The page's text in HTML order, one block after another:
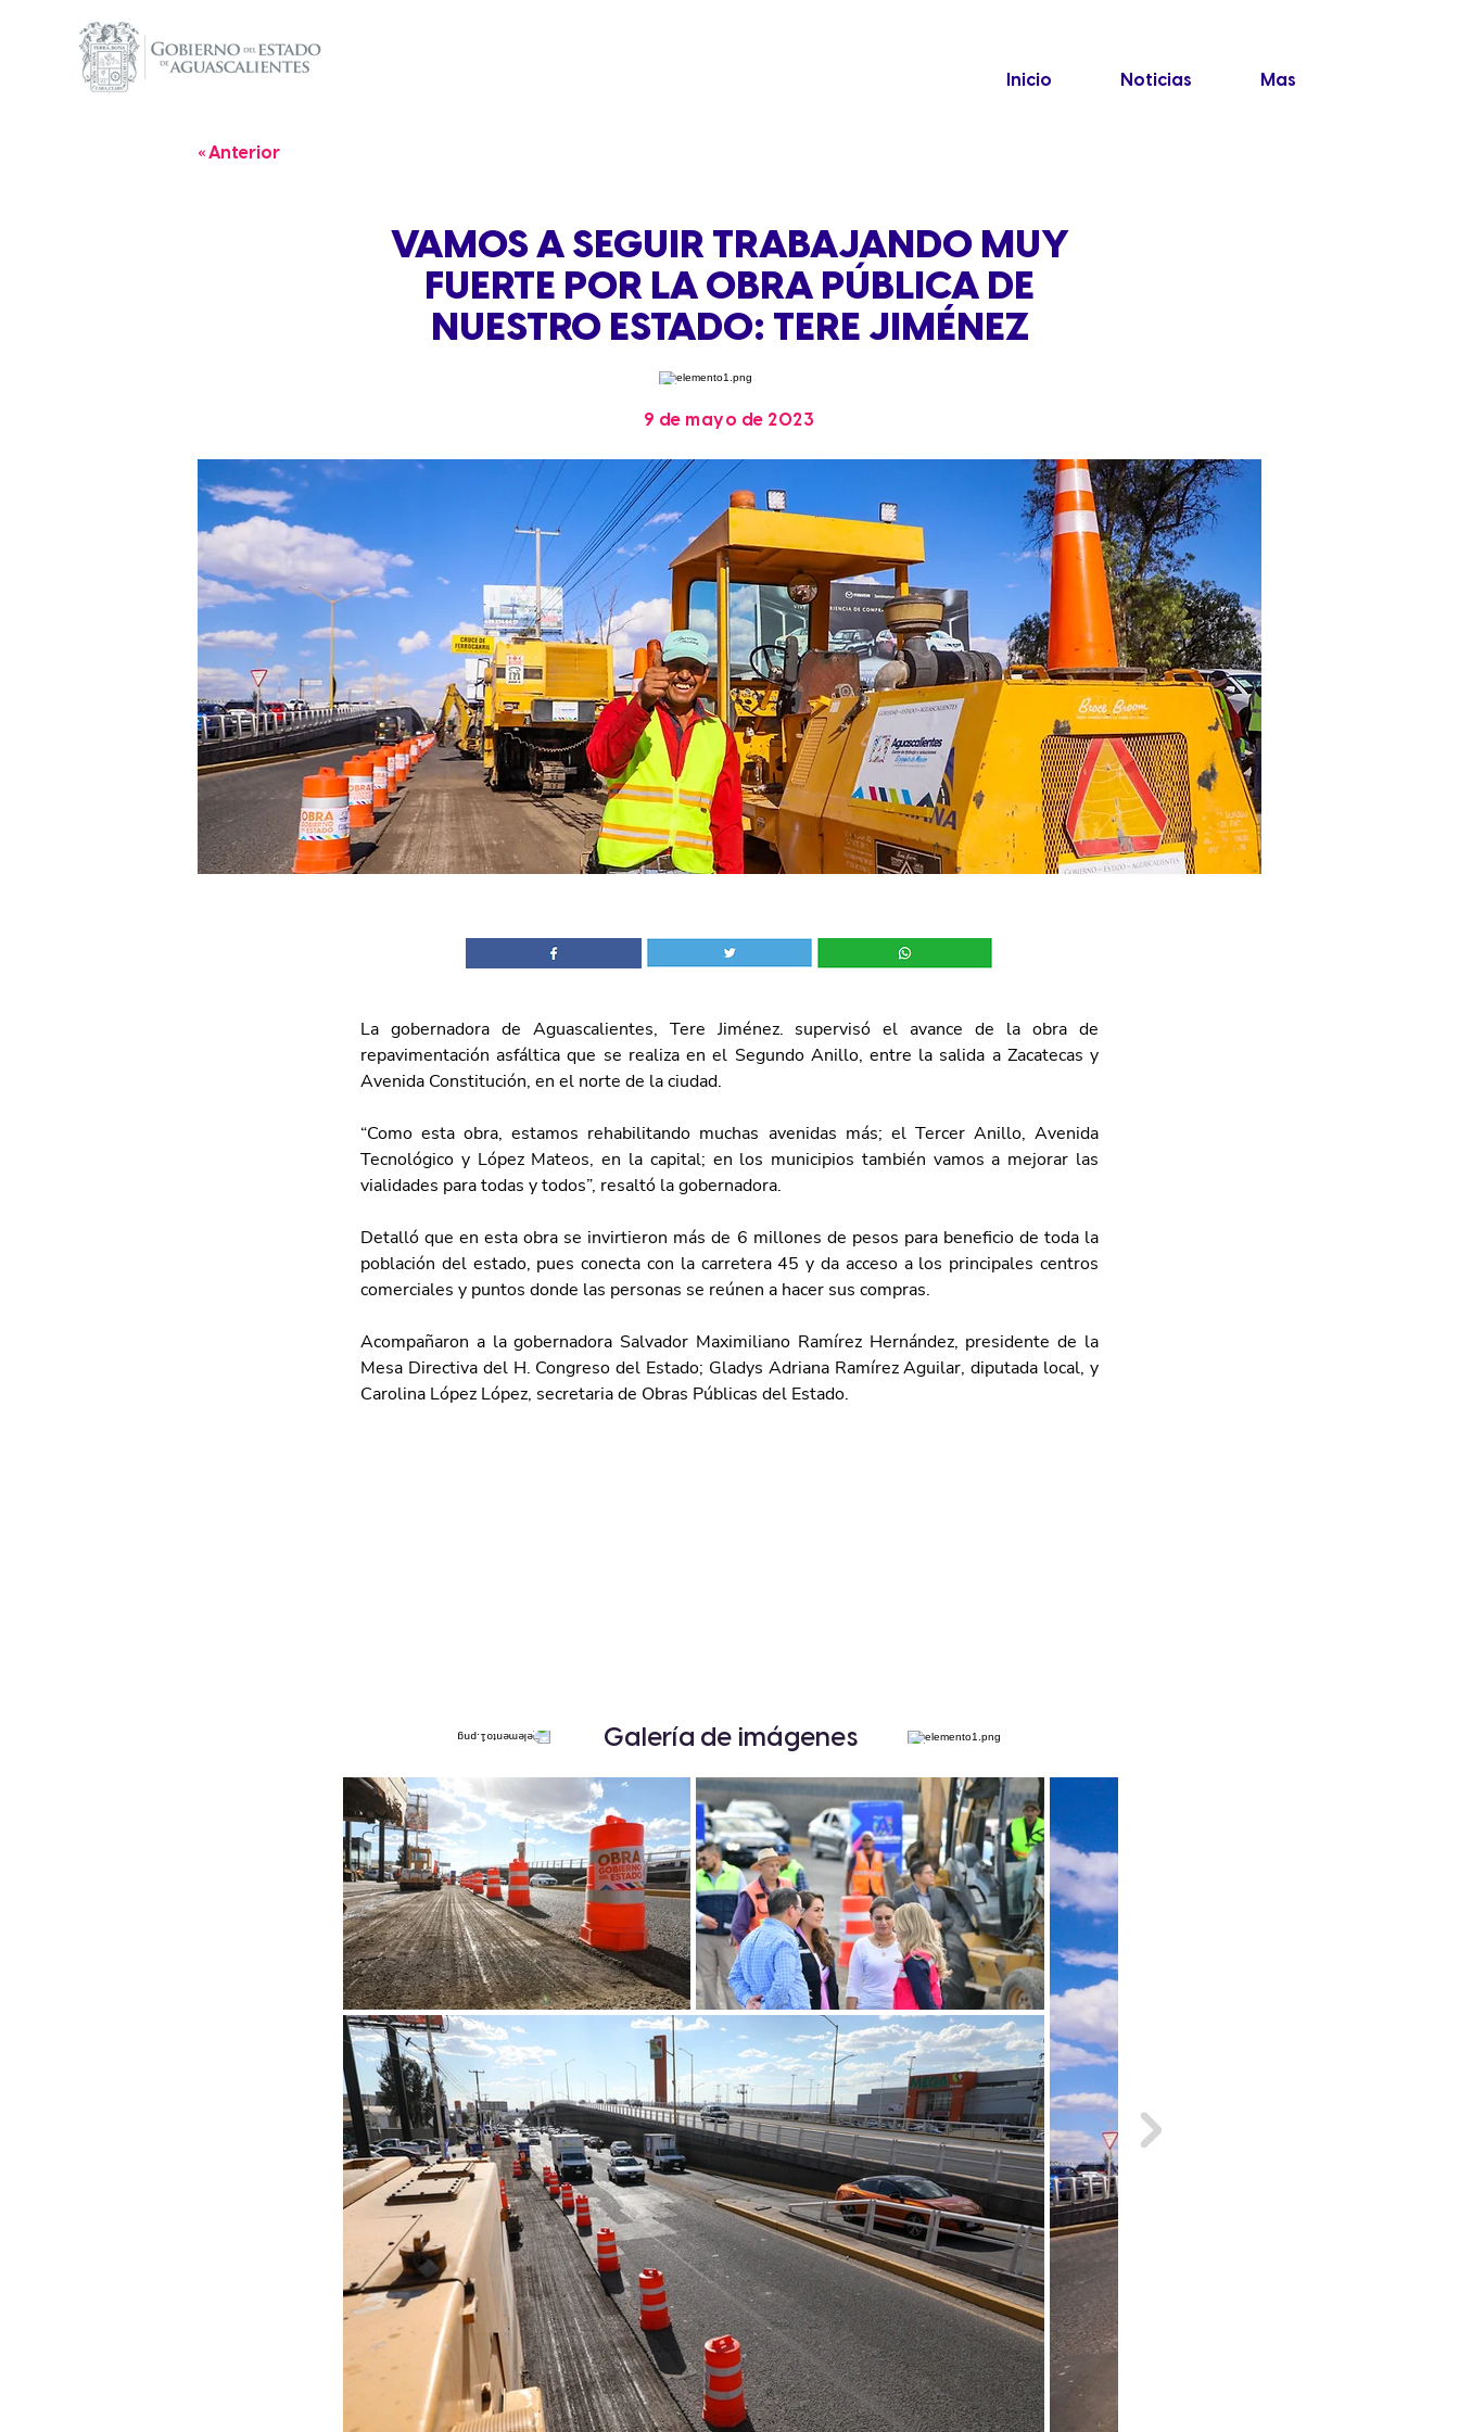
Inicio Noticias Mas
« Anterior
VAMOS A SEGUIR TRABAJANDO MUY
FUERTE POR LA OBRA PÚBLICA DE
NUESTRO ESTADO: TERE JIMÉNEZ
9 de mayo de 2023
La gobernadora de Aguascalientes, Tere Jiménez. supervisó el avance de la obra de
repavimentación asfáltica que se realiza en el Segundo Anillo, entre la salida a Zacatecas y
Avenida Constitución, en el norte de la ciudad.
“Como esta obra, estamos rehabilitando muchas avenidas más; el Tercer Anillo, Avenida
Tecnológico y López Mateos, en la capital; en los municipios también vamos a mejorar las
vialidades para todas y todos”, resaltó la gobernadora.
Detalló que en esta obra se invirtieron más de 6 millones de pesos para beneficio de toda la
población del estado, pues conecta con la carretera 45 y da acceso a los principales centros
comerciales y puntos donde las personas se reúnen a hacer sus compras.
Acompañaron a la gobernadora Salvador Maximiliano Ramírez Hernández, presidente de la
Mesa Directiva del H. Congreso del Estado; Gladys Adriana Ramírez Aguilar, diputada local, y
Carolina López López, secretaria de Obras Públicas del Estado.
Galería de imágenes